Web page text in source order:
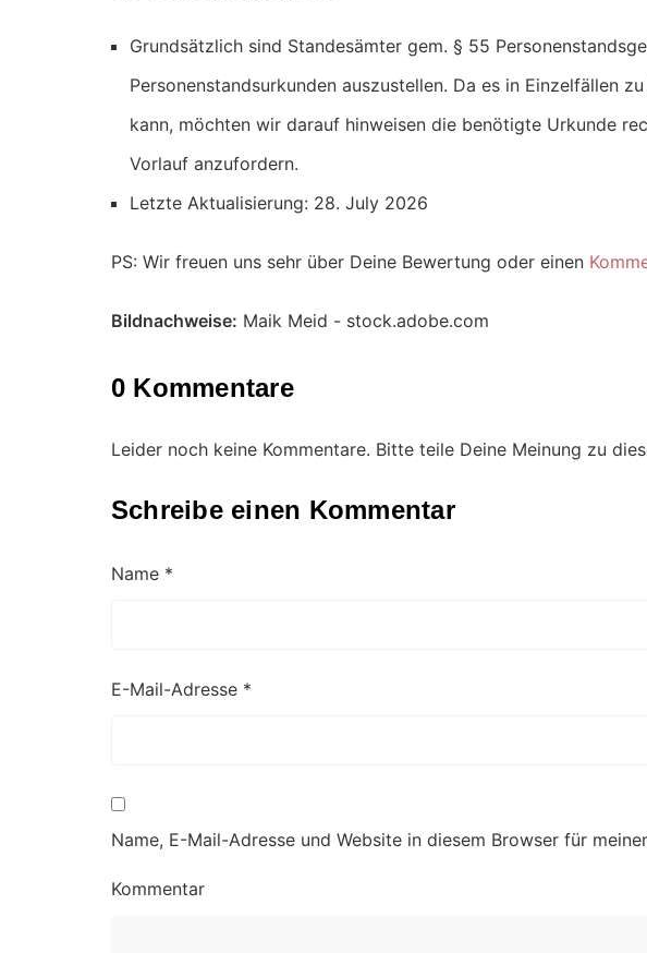
Grundsätzlich sind Standesämter gem. § 55
Personenstandsurkunden auszustellen. Da es in Einzelfällen
kann, möchten wir darauf hinweisen die benötigte Urkunde
Vorlauf anzufordern.
Letzte Aktualisierung: 28. July 2026
PS: Wir freuen uns sehr über Deine Bewertung oder einen
Bildnachweise: Maik Meid - stock.adobe.com
0 Kommentare
Leider noch keine Kommentare. Bitte teile Deine Meinung zu
Schreibe einen Kommentar
Name *
E-Mail-Adresse *
Name, E-Mail-Adresse und Website in diesem Browser für
Kommentar